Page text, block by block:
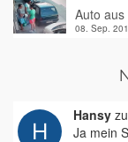
Auto
08. Sep.
Hansy zu
Ja mein